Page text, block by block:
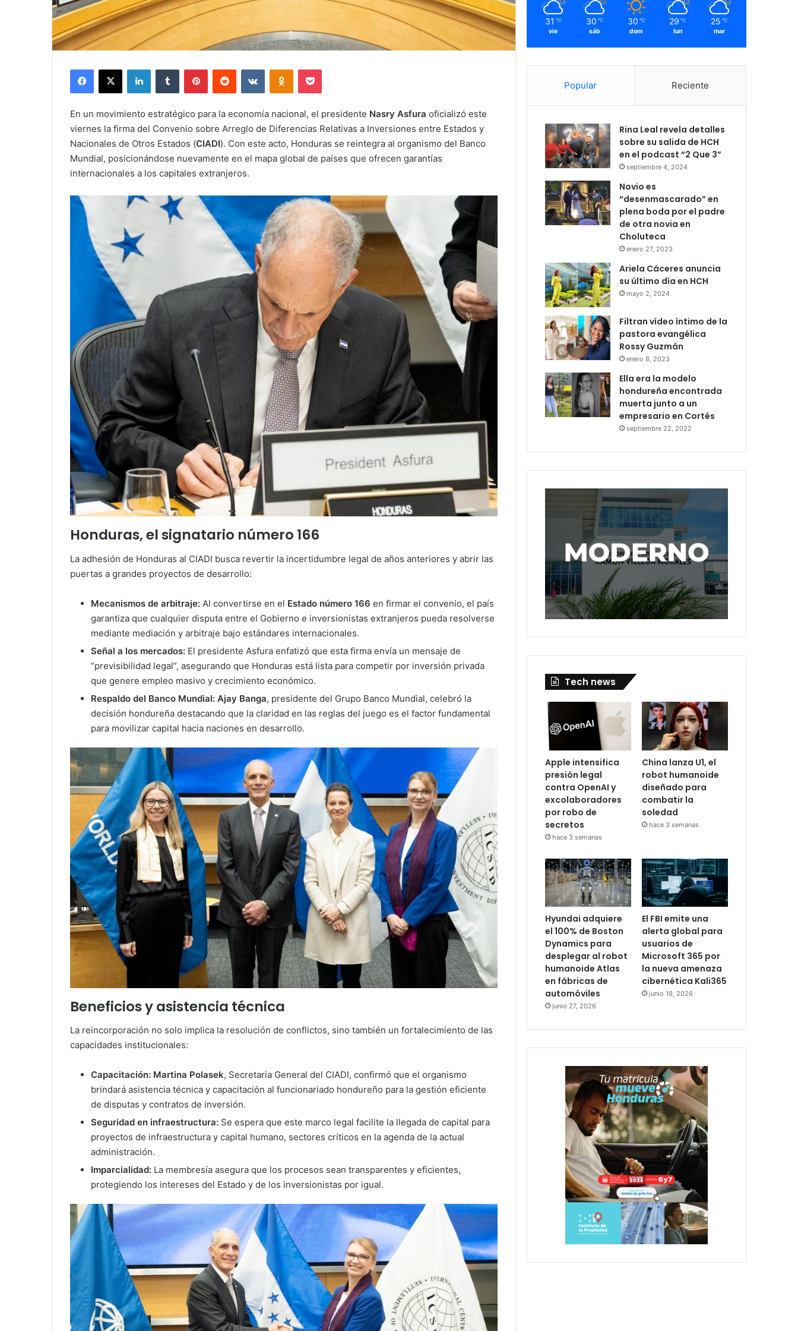
Facebook
X LinkedInTumblr PinterestReddit VKontakteOdnoklassniki
Pocket
En un movimiento estratégico para la economía nacional, el presidente Nasry Asfura oficializó este
viernes la firma del Convenio sobre Arreglo de Diferencias Relativas a Inversiones entre Estados y
Nacionales de Otros Estados (CIADI). Con este acto, Honduras se reintegra al organismo del Banco
Mundial, posicionándose nuevamente en el mapa global de países que ofrecen garantías
internacionales a los capitales extranjeros.
Honduras, el signatario número 166
La adhesión de Honduras al CIADI busca revertir la incertidumbre legal de años anteriores y abrir las
puertas a grandes proyectos de desarrollo:
Mecanismos de arbitraje: Al convertirse en el Estado número 166 en firmar el convenio, el país
garantiza que cualquier disputa entre el Gobierno e inversionistas extranjeros pueda resolverse
mediante mediación y arbitraje bajo estándares internacionales.
Señal a los mercados: El presidente Asfura enfatizó que esta firma envía un mensaje de
“previsibilidad legal”, asegurando que Honduras está lista para competir por inversión privada
que genere empleo masivo y crecimiento económico.
Respaldo del Banco Mundial: Ajay Banga, presidente del Grupo Banco Mundial, celebró la
decisión hondureña destacando que la claridad en las reglas del juego es el factor fundamental
para movilizar capital hacia naciones en desarrollo.
Beneficios y asistencia técnica
La reincorporación no solo implica la resolución de conflictos, sino también un fortalecimiento de las
capacidades institucionales:
Capacitación: Martina Polasek, Secretaria General del CIADI, confirmó que el organismo
brindará asistencia técnica y capacitación al funcionariado hondureño para la gestión eficiente
de disputas y contratos de inversión.
Seguridad en infraestructura: Se espera que este marco legal facilite la llegada de capital para
proyectos de infraestructura y capital humano, sectores críticos en la agenda de la actual
administración.
Imparcialidad: La membresía asegura que los procesos sean transparentes y eficientes,
protegiendo los intereses del Estado y de los inversionistas por igual.
31 ℃
vie
30 ℃
sáb
30 ℃
dom
29 ℃
lun
25 ℃
mar
Popular Reciente
Rina Leal revela detalles
sobre su salida de HCH
en el podcast “2 Que 3”
septiembre 4, 2024
Novio es
“desenmascarado” en
plena boda por el padre
de otra novia en
Choluteca
enero 27, 2023
Ariela Cáceres anuncia
su último día en HCH
mayo 2, 2024
Filtran vídeo íntimo de la
pastora evangélica
Rossy Guzmán
enero 8, 2023
Ella era la modelo
hondureña encontrada
muerta junto a un
empresario en Cortés
septiembre 22, 2022
Tech news
Apple intensifica
presión legal
contra OpenAI y
excolaboradores
por robo de
secretos
hace 3 semanas
China lanza U1, el
robot humanoide
diseñado para
combatir la
soledad
hace 3 semanas
Hyundai adquiere
el 100% de Boston
Dynamics para
desplegar al robot
humanoide Atlas
en fábricas de
automóviles
junio 27, 2026
El FBI emite una
alerta global para
usuarios de
Microsoft 365 por
la nueva amenaza
cibernética Kali365
junio 19, 2026